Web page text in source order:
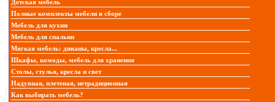
Детская мебель
Полные комплекты мебели в сборе
Мебель для кухни
Мебель для спальни
Мягкая мебель: диваны, кресла...
Шкафы, комоды, мебель для хранения
Столы, стулья, кресла и свет
Надувная, плетеная, нетрадиционная
Как выбирать мебель?